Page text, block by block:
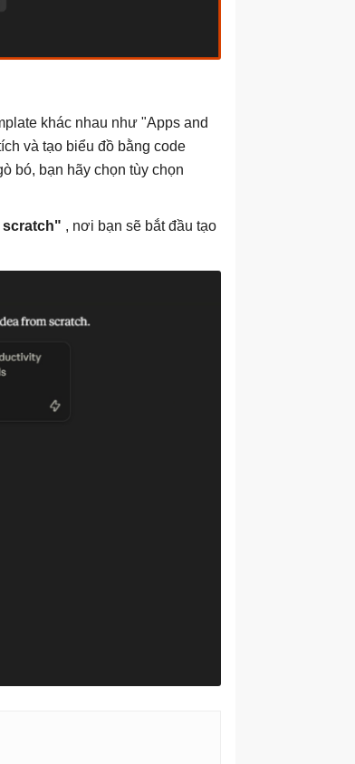
khác nhau như "Apps and
và tạo biểu đồ bằng code
bó, bạn hãy chọn tùy chọn
scratch" , nơi bạn sẽ bắt đầu tạo